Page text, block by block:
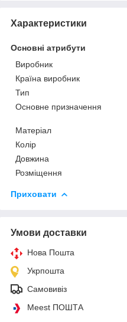
Характеристики
Основні атрибути
Виробник
Країна виробник
Тип
Основне призначення
Матеріал
Колір
Довжина
Розміщення
Приховати
Умови доставки
Нова Пошта
Укрпошта
Самовивіз
Meest ПОШТА